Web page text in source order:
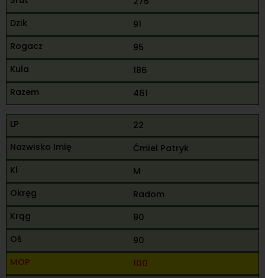
91
95
186
461
22
Ćmiel Patryk
M
Radom
90
90
100